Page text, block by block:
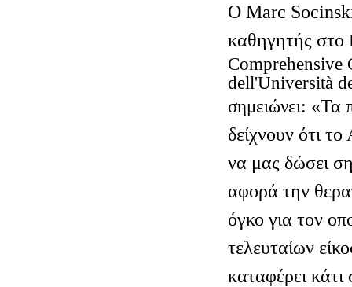
Ο Marc
καθηγητής στο
Comprehensive
dell'Università
σημειώνει: «Τα
δείχνουν ότι
να μας δώσει
αφορά την
όγκο για τον
τελευταίων
καταφέρει κάτι